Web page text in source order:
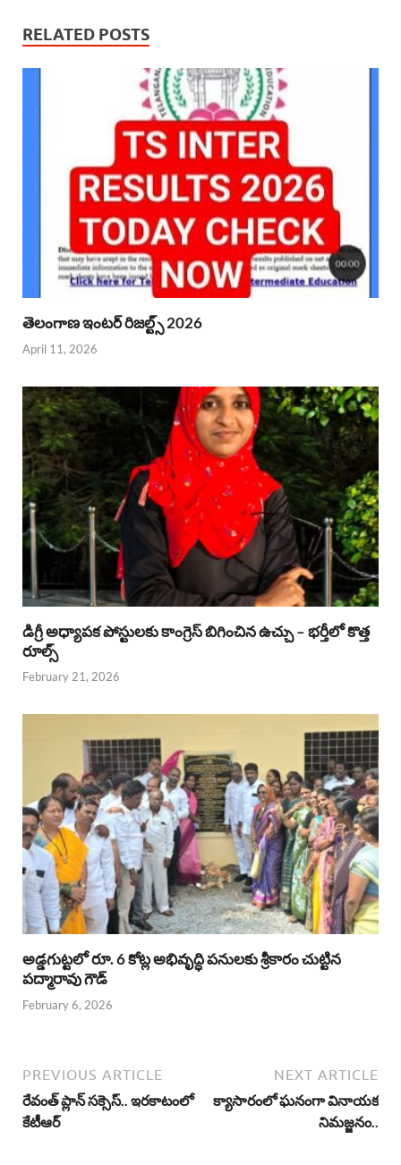
RELATED POSTS
తెలంగాణ ఇంటర్ రిజల్ట్స్ 2026
April 11, 2026
డిగ్రీ అధ్యాపక పోస్టులకు కాంగ్రెస్ బిగించిన ఉచ్చు – భర్తీలో కొత్త
రూల్స్
February 21, 2026
అడ్డగుట్టలో రూ. 6 కోట్ల అభివృద్ధి పనులకు శ్రీకారం చుట్టిన
పద్మారావు గౌడ్
February 6, 2026
PREVIOUS ARTICLE
రేవంత్ ప్లాన్ సక్సెస్.. ఇరకాటంలో
కేటీఆర్
NEXT ARTICLE
క్యాసారంలో ఘనంగా వినాయక
నిమజ్జనం..